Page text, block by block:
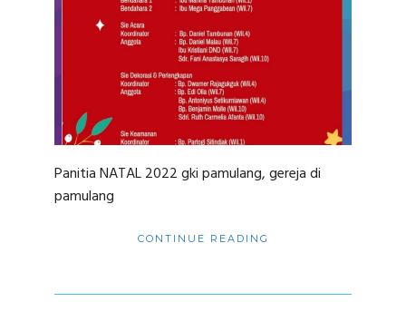
Panitia NATAL 2022 gki pamulang, gereja di
pamulang
CONTINUE READING